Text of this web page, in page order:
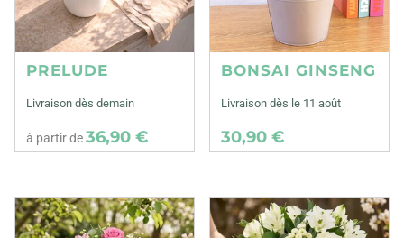
PRELUDE
Livraison dès demain
à partir de36,90 €
BONSAI GINSENG
Livraison dès le 11 août
30,90 €